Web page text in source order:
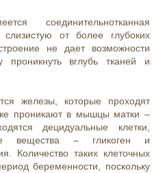
соединительнотканная
от более глубоких
не дает возможности
проникнуть вглубь тканей и
железы, которые проходят
проникают в мышцы матки –
децидуальные клетки,
вещества – гликоген и
Количество таких клеточных
беременности, поскольку